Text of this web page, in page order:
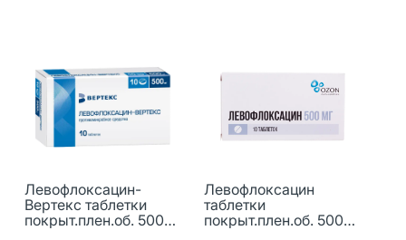
Левофлоксацин-
Вертекс таблетки
покрыт.плен.об. 500
Левофлоксацин
таблетки
покрыт.плен.об. 500